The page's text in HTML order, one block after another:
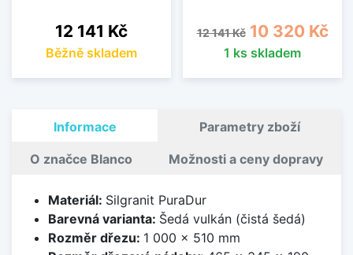
Cena
12 141 Kč
Běžně skladem
Běžná cena
12 141 Kč Cena
10 320 Kč
1 ks skladem
Informace Parametry zboží
O značce Blanco Možnosti a ceny dopravy
Materiál: Silgranit PuraDur
Barevná varianta: Šedá vulkán (čistá šedá)
Rozměr dřezu: 1 000 x 510 mm